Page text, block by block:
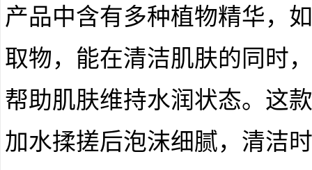
产品中含有多种植物精华，
取物，能在清洁肌肤的同时
帮助肌肤维持水润状态。这
加水揉搓后泡沫细腻，清洁